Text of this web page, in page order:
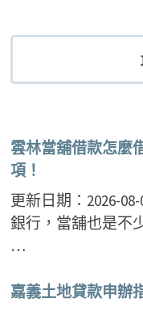
雲林當舖借款怎麼
項！
更新日期：2026-
銀行，當舖也是不
…
嘉義土地貸款申辦